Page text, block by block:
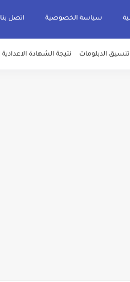
سياسة الخصوصية اتصل بنا
تنسيق الدبلومات نتيجة الشهادة الاعدادية